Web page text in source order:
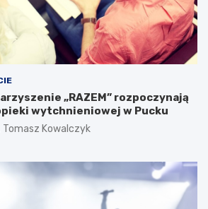
„RAZEM” rozpoczynają
wytchnieniowej w Pucku
Tomasz Kowalczyk